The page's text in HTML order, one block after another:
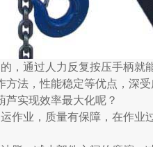
，通过人力反复按压手柄就
法，性能稳定等优点，深
芦实现效率最大化呢？
作业，质量有保障，在作业